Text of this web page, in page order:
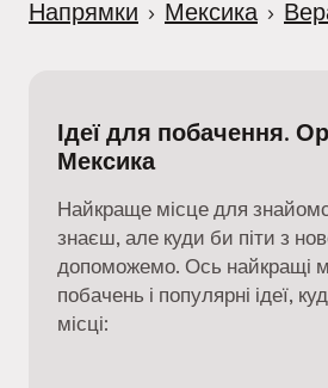
Напрямки › Мексика ›
Ідеї для побачення.
Мексика
Найкраще місце для
знаєш, але куди би піти з
допоможемо. Ось найкращі
побачень і популярні ідеї,
місці: